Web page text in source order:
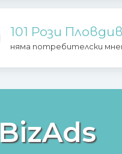
101 Рози Пловдив
няма потребителски
BizAds